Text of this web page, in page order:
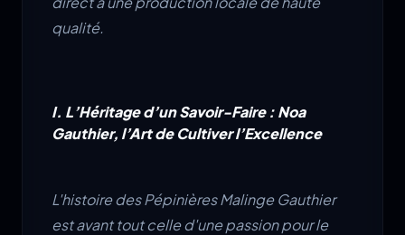
qualité.
I. L’Héritage d’un Savoir-Faire : Noa
Gauthier, l’Art de Cultiver l’Excellence
L'histoire des Pépinières Malinge Gauthier
est avant tout celle d'une passion pour le